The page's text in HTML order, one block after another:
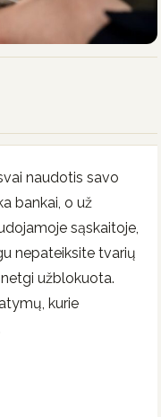
naudotis savo
bankai, o už
sąskaitoje,
nepateiksite tvarių
užblokuota.
kurie